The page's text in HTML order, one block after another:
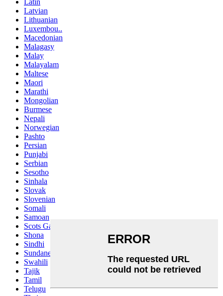
Latin
Latvian
Lithuanian
Luxembou..
Macedonian
Malagasy
Malay
Malayalam
Maltese
Maori
Marathi
Mongolian
Burmese
Nepali
Norwegian
Pashto
Persian
Punjabi
Serbian
Sesotho
Sinhala
Slovak
Slovenian
Somali
Samoan
Scots Gaelic
Shona
Sindhi
Sundanese
Swahili
Tajik
Tamil
Telugu